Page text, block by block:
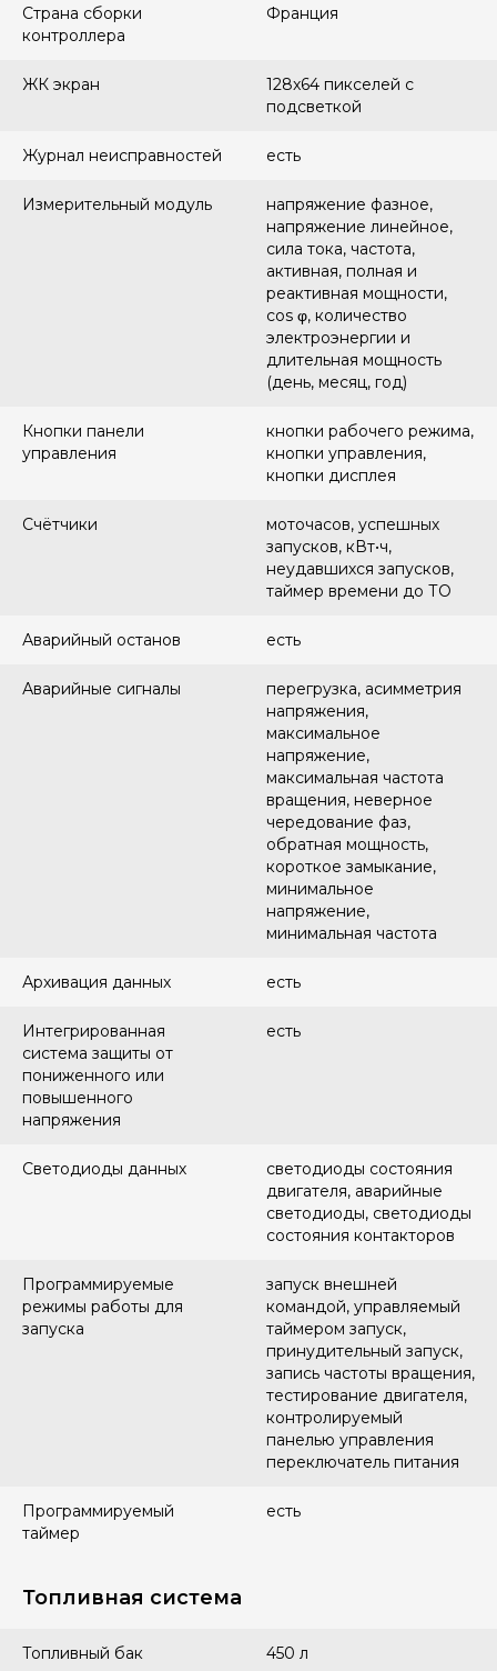
Страна сборки
контроллера
Франция
ЖК экран
128x64 пикселей с
подсветкой
Журнал неисправностей есть
Измерительный модуль
напряжение фазное,
напряжение линейное,
сила тока, частота,
активная, полная и
реактивная мощности,
cos φ, количество
электроэнергии и
длительная мощность
(день, месяц, год)
Кнопки панели
управления
кнопки рабочего режима,
кнопки управления,
кнопки дисплея
Счётчики
моточасов, успешных
запусков, кВт•ч,
неудавшихся запусков,
таймер времени до ТО
Аварийный останов есть
Аварийные сигналы
перегрузка, асимметрия
напряжения,
максимальное
напряжение,
максимальная частота
вращения, неверное
чередование фаз,
обратная мощность,
короткое замыкание,
минимальное
напряжение,
минимальная частота
Архивация данных есть
Интегрированная
система защиты от
пониженного или
повышенного
напряжения
есть
Светодиоды данных
светодиоды состояния
двигателя, аварийные
светодиоды, светодиоды
состояния контакторов
Программируемые
режимы работы для
запуска
запуск внешней
командой, управляемый
таймером запуск,
принудительный запуск,
запись частоты вращения,
тестирование двигателя,
контролируемый
панелью управления
переключатель питания
Программируемый
таймер
есть
Топливная система
Топливный бак 450 л